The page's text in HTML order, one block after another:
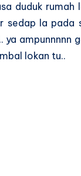
duduk
sedap la
ampunnnnn
lokan tu..